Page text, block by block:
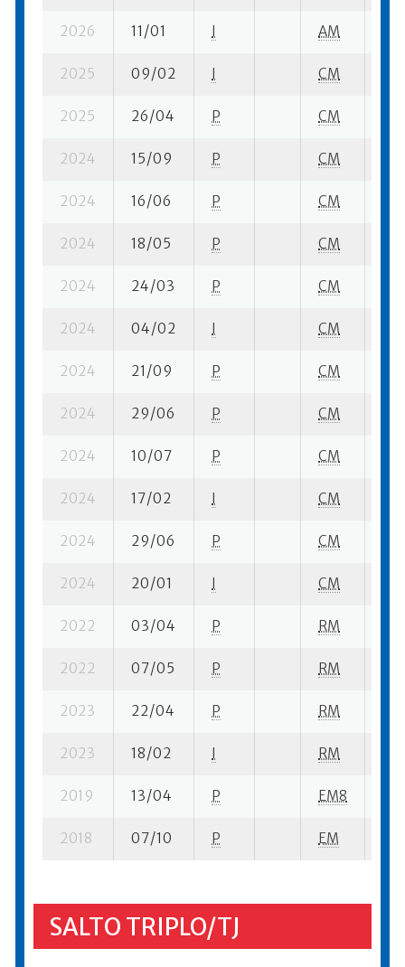
2026 11/01 I AM
2025 09/02 I CM
2025 26/04 P CM
2024 15/09 P CM
2024 16/06 P CM
2024 18/05 P CM
2024 24/03 P CM
2024 04/02 I CM
2024 21/09 P CM
2024 29/06 P CM
2024 10/07 P CM
2024 17/02 I CM
2024 29/06 P CM
2024 20/01 I CM
2022 03/04 P RM
2022 07/05 P RM
2023 22/04 P RM
2023 18/02 I RM
2019 13/04 P EM8
2018 07/10 P EM
SALTO TRIPLO/TJ